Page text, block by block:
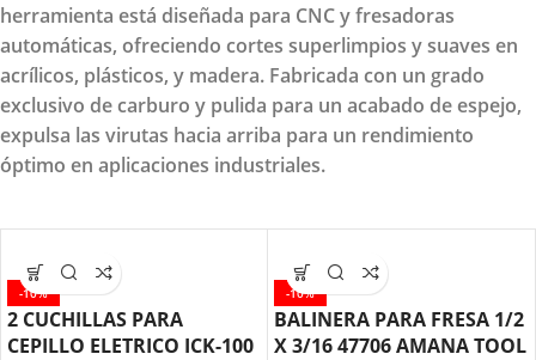
herramienta está diseñada para CNC y fresadoras
automáticas, ofreciendo cortes superlimpios y suaves en
acrílicos, plásticos, y madera. Fabricada con un grado
exclusivo de carburo y pulida para un acabado de espejo,
expulsa las virutas hacia arriba para un rendimiento
óptimo en aplicaciones industriales.
-10%
2 CUCHILLAS PARA
CEPILLO ELETRICO ICK-100
-10%
BALINERA PARA FRESA 1/2
X 3/16 47706 AMANA TOOL